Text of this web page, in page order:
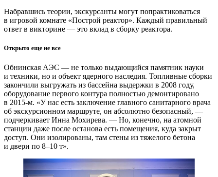
Набравшись теории, экскурсанты могут попрактиковаться
в игровой комнате «Построй реактор». Каждый правильный
ответ в викторине — это вклад в сборку реактора.
Открыто еще не все
Обнинская АЭС — не только выдающийся памятник науки
и техники, но и объект ядерного наследия. Топливные сборки
закончили выгружать из бассейна выдержки в 2008 году,
оборудование первого контура полностью демонтировано
в 2015-м. «У нас есть заключение главного санитарного врача
об экскурсионном маршруте, он абсолютно безопасный, —
подчеркивает Инна Мохирева. — Но, конечно, на атомной
станции даже после останова есть помещения, куда закрыт
доступ. Они изолированы, там стены из тяжелого бетона
и двери по 8–10 т».